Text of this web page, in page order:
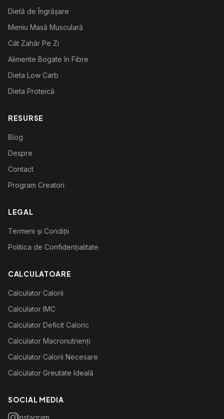
Dietă de Îngrășare
Meniu Masă Musculară
Cât Zahăr Pe Zi
Alimente Bogate în Fibre
Dieta Low Carb
Dieta Proteică
RESURSE
Blog
Despre
Contact
Program Creatori
LEGAL
Termeni și Condiții
Politica de Confidențialitate
CALCULATOARE
Calculator Calorii
Calculator IMC
Calculator Deficit Caloric
Calculator Macronutrienți
Calculator Calorii Necesare
Calculator Greutate Ideală
SOCIAL MEDIA
Instagram